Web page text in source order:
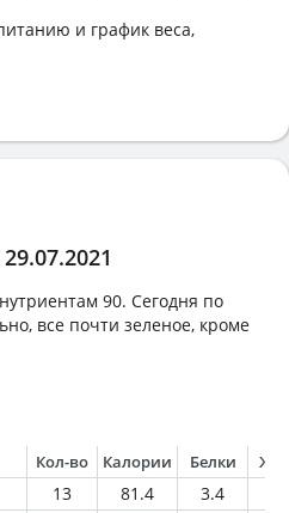
и график веса,
90. Сегодня по
все почти зеленое, кроме
Кол-во Калории Белки
13 81.4 3.4